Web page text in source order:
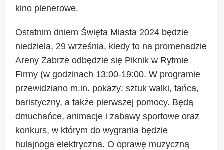
kino plenerowe.
Ostatnim dniem Święta Miasta 2024 będzie
niedziela, 29 września, kiedy to na promenadzie
Areny Zabrze odbędzie się Piknik w Rytmie
Firmy (w godzinach 13:00-19:00. W programie
przewidziano m.in. pokazy: sztuk walki, tańca,
baristyczny, a także pierwszej pomocy. Będą
dmuchańce, animacje i zabawy sportowe oraz
konkurs, w którym do wygrania będzie
hulajnoga elektryczna. O oprawę muzyczną